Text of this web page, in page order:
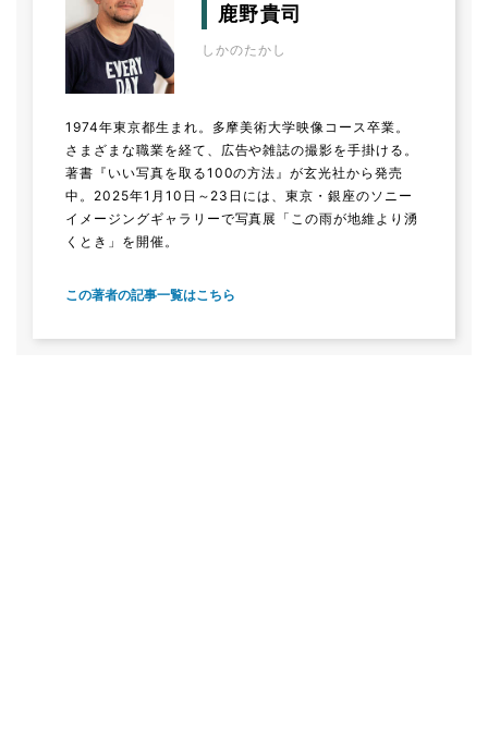
鹿野貴司
しかのたかし
1974年東京都生まれ。多摩美術大学映像コース卒業。
さまざまな職業を経て、広告や雑誌の撮影を手掛ける。
著書『いい写真を取る100の方法』が玄光社から発売
中。2025年1月10日～23日には、東京・銀座のソニー
イメージングギャラリーで写真展「この雨が地維より湧
くとき」を開催。
この著者の記事一覧はこちら